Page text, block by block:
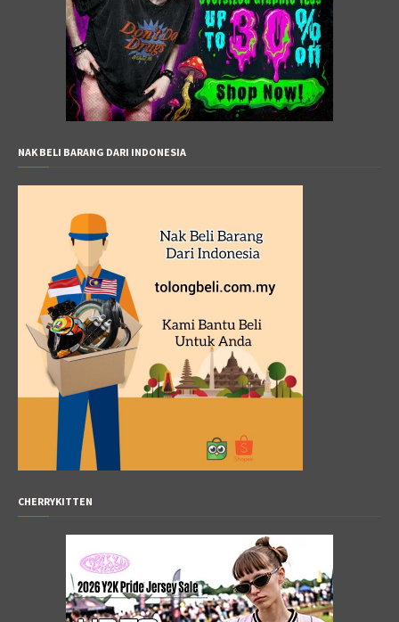
NAK BELI BARANG DARI INDONESIA
CHERRYKITTEN